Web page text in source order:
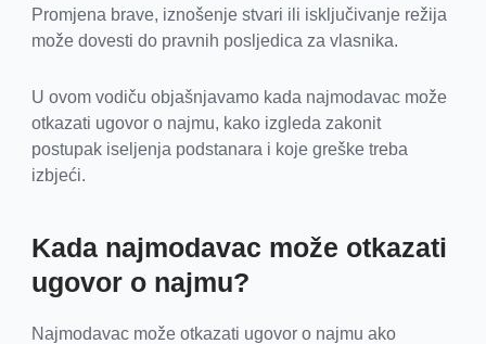
Promjena brave, iznošenje stvari ili isključivanje režija
može dovesti do pravnih posljedica za vlasnika.
U ovom vodiču objašnjavamo kada najmodavac može
otkazati ugovor o najmu, kako izgleda zakonit
postupak iseljenja podstanara i koje greške treba
izbjeći.
Kada najmodavac može otkazati
ugovor o najmu?
Najmodavac može otkazati ugovor o najmu ako